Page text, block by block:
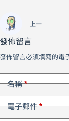
上一
發佈留言
發佈留言必須填寫的電
名稱*
電子郵件*